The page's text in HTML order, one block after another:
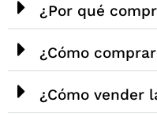
¿Por qué
¿Cómo
¿Cómo vender